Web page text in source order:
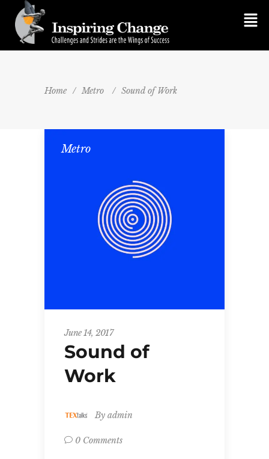
Home / Metro / Sound of Work
Metro
June 14, 2017
Sound of
Work
By admin
0 Comments